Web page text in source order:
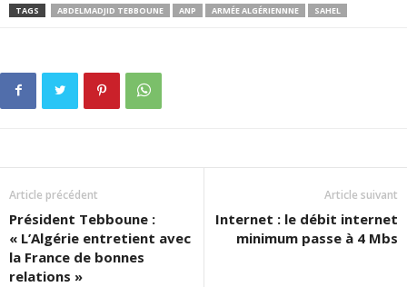
TAGS ABDELMADJID TEBBOUNE ANP ARMÉE ALGÉRIENNNE SAHEL
Article précédent
Président Tebboune :
« L’Algérie entretient avec
la France de bonnes
relations »
Article suivant
Internet : le débit internet
minimum passe à 4 Mbs